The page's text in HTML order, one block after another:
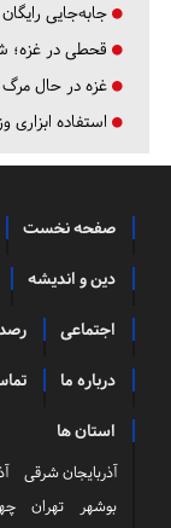
جابه‌جایی
قحطی در غزه؛
غزه در حال
استفاده
صفحه نخست
دین و اندیشه
اجتماعی
درباره ما
استان ها
آذربایجان شرقی
بوشهر
تهران